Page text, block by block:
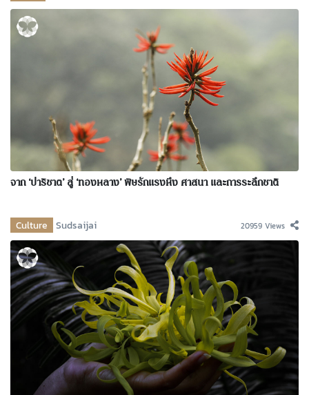
จาก ‘ปาริชาต’ สู่ ‘ทองหลาง’ พิษรักแรงหึง ศาสนา และการระลึกชาติ
Culture Sudsaijai 20959 Views